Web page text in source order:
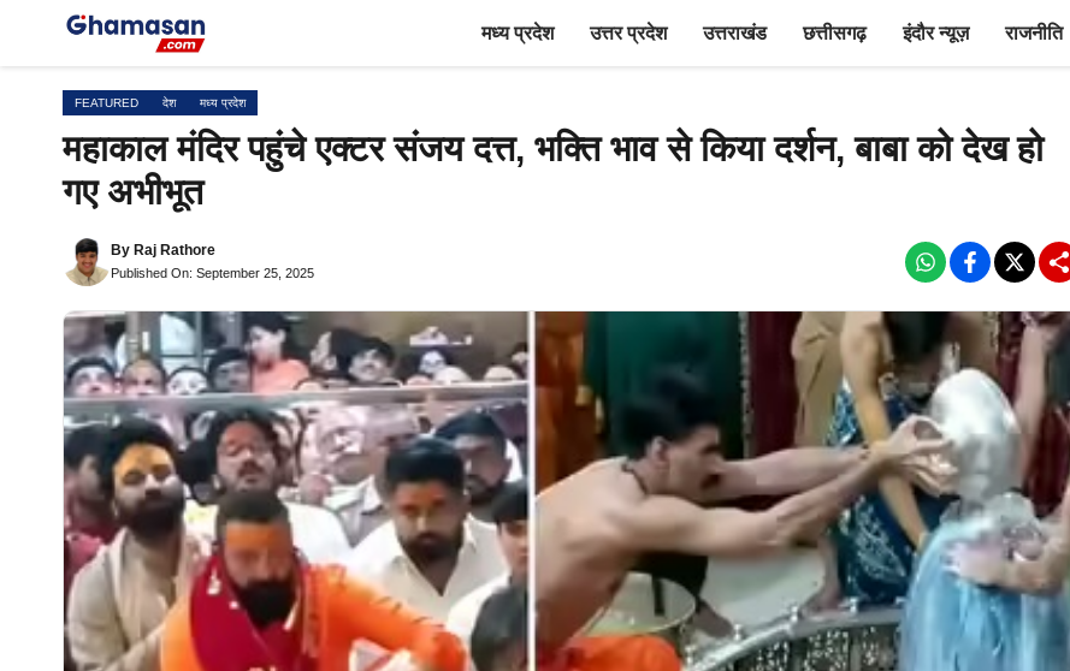
मध्य प्रदेश उत्तर प्रदेश उत्तराखंड छत्तीसगढ़ इंदौर न्यूज़ राजनीति
FEATURED देश मध्य प्रदेश
महाकाल मंदिर पहुंचे एक्टर संजय दत्त, भक्ति भाव से किया दर्शन, बाबा को देख हो
गए अभीभूत
By Raj Rathore
Published On: September 25, 2025